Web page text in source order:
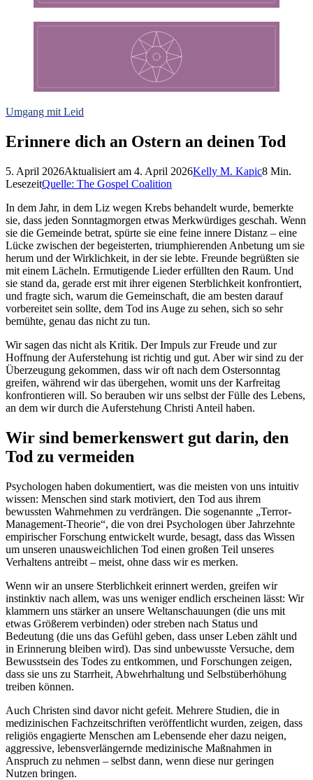
Umgang mit Leid
Erinnere dich an Ostern an deinen Tod
5. April 2026Aktualisiert am 4. April 2026Kelly M. Kapic8 Min.
LesezeitQuelle: The Gospel Coalition
In dem Jahr, in dem Liz wegen Krebs behandelt wurde, bemerkte
sie, dass jeden Sonntagmorgen etwas Merkwürdiges geschah. Wenn
sie die Gemeinde betrat, spürte sie eine feine innere Distanz – eine
Lücke zwischen der begeisterten, triumphierenden Anbetung um sie
herum und der Wirklichkeit, in der sie lebte. Freunde begrüßten sie
mit einem Lächeln. Ermutigende Lieder erfüllten den Raum. Und
sie stand da, gerade erst mit ihrer eigenen Sterblichkeit konfrontiert,
und fragte sich, warum die Gemeinschaft, die am besten darauf
vorbereitet sein sollte, dem Tod ins Auge zu sehen, sich so sehr
bemühte, genau das nicht zu tun.
Wir sagen das nicht als Kritik. Der Impuls zur Freude und zur
Hoffnung der Auferstehung ist richtig und gut. Aber wir sind zu der
Überzeugung gekommen, dass wir oft nach dem Ostersonntag
greifen, während wir das übergehen, womit uns der Karfreitag
konfrontieren will. So berauben wir uns selbst der Fülle des Lebens,
an dem wir durch die Auferstehung Christi Anteil haben.
Wir sind bemerkenswert gut darin, den
Tod zu vermeiden
Psychologen haben dokumentiert, was die meisten von uns intuitiv
wissen: Menschen sind stark motiviert, den Tod aus ihrem
bewussten Wahrnehmen zu verdrängen. Die sogenannte „Terror-
Management-Theorie“, die von drei Psychologen über Jahrzehnte
empirischer Forschung entwickelt wurde, besagt, dass das Wissen
um unseren unausweichlichen Tod einen großen Teil unseres
Verhaltens antreibt – meist, ohne dass wir es merken.
Wenn wir an unsere Sterblichkeit erinnert werden, greifen wir
instinktiv nach allem, was uns weniger endlich erscheinen lässt: Wir
klammern uns stärker an unsere Weltanschauungen (die uns mit
etwas Größerem verbinden) oder streben nach Status und
Bedeutung (die uns das Gefühl geben, dass unser Leben zählt und
in Erinnerung bleiben wird). Das sind unbewusste Versuche, dem
Bewusstsein des Todes zu entkommen, und Forschungen zeigen,
dass sie uns zu Starrheit, Abwehrhaltung und Selbstüberhöhung
treiben können.
Auch Christen sind davor nicht gefeit. Mehrere Studien, die in
medizinischen Fachzeitschriften veröffentlicht wurden, zeigen, dass
religiös engagierte Menschen am Lebensende eher dazu neigen,
aggressive, lebensverlängernde medizinische Maßnahmen in
Anspruch zu nehmen – selbst dann, wenn diese nur geringen
Nutzen bringen.